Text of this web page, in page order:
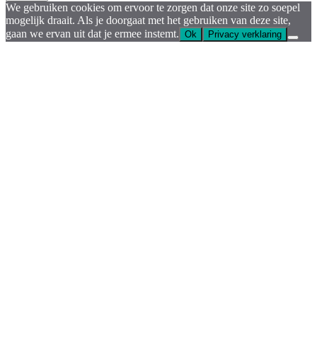
We gebruiken cookies om ervoor te zorgen dat onze site zo soepel
mogelijk draait. Als je doorgaat met het gebruiken van deze site,
gaan we ervan uit dat je ermee instemt. Ok Privacy verklaring